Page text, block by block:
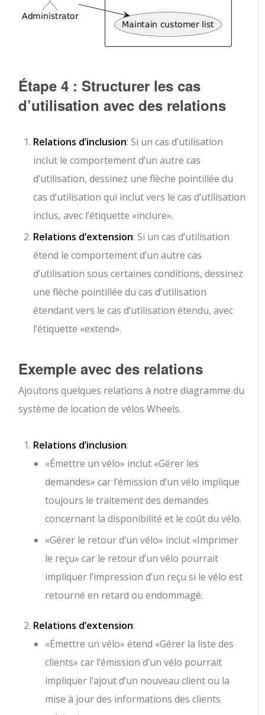
Étape 4 : Structurer les cas
d’utilisation avec des relations
Relations d’inclusion: Si un cas d’utilisation
inclut le comportement d’un autre cas
d’utilisation, dessinez une flèche pointillée du
cas d’utilisation qui inclut vers le cas d’utilisation
inclus, avec l’étiquette «inclure».
Relations d’extension: Si un cas d’utilisation
étend le comportement d’un autre cas
d’utilisation sous certaines conditions, dessinez
une flèche pointillée du cas d’utilisation
étendant vers le cas d’utilisation étendu, avec
l’étiquette «extend».
Exemple avec des relations
Ajoutons quelques relations à notre diagramme du
système de location de vélos Wheels.
Relations d’inclusion:
«Émettre un vélo» inclut «Gérer les
demandes» car l’émission d’un vélo implique
toujours le traitement des demandes
concernant la disponibilité et le coût du vélo.
«Gérer le retour d’un vélo» inclut «Imprimer
le reçu» car le retour d’un vélo pourrait
impliquer l’impression d’un reçu si le vélo est
retourné en retard ou endommagé.
Relations d’extension:
«Émettre un vélo» étend «Gérer la liste des
clients» car l’émission d’un vélo pourrait
impliquer l’ajout d’un nouveau client ou la
mise à jour des informations des clients